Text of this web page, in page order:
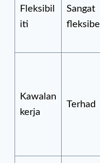
Fleksibil
iti
Sangat
fleksibel
Kawalan
kerja
Terhad